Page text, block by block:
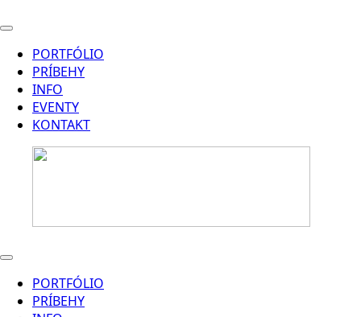
PORTFÓLIO
PRÍBEHY
INFO
EVENTY
KONTAKT
PORTFÓLIO
PRÍBEHY